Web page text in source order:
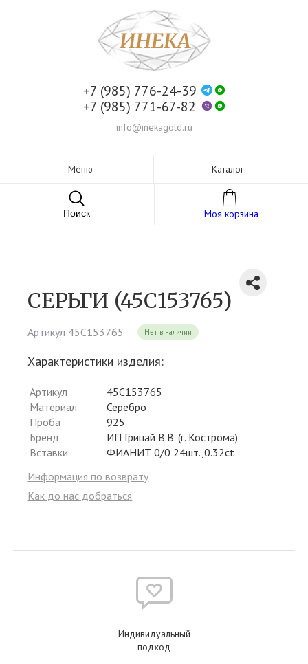
+7 (985) 776-24-39
+7 (985) 771-67-82
info@inekagold.ru
Меню Каталог
Поиск Моя корзина
СЕРЬГИ (45С153765)
Артикул 45С153765 Нет в наличии
Характеристики изделия:
Артикул
45С153765
Материал
Серебро
Проба
925
Бренд
ИП Грицай В.В. (г. Кострома)
Вставки
ФИАНИТ 0/0 24шт.,0.32ct
Информация по возврату
Как до нас добраться
Индивидуальный
подход